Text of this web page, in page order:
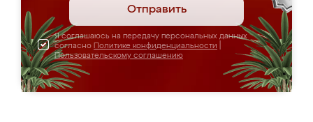
Отправить
Я соглашаюсь на передачу персональных данных
согласно Политике конфиденциальности
Пользовательскому соглашению